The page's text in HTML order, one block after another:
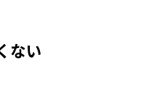
ない